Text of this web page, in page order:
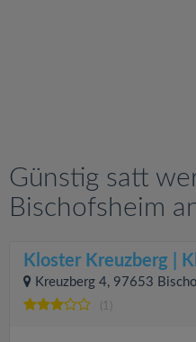
Günstig satt
Bischofsheim
Kloster Kreuzberg |
Kreuzberg 4, 97653
(1)
n